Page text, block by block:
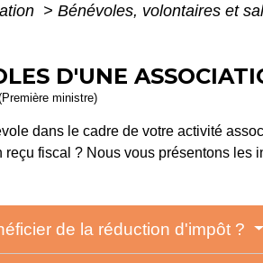
> Bénévoles, volontaires et
D'UNE
ministre)
dans le cadre de votre activité
fiscal ? Nous vous présentons les
de la réduction d'impôt ?